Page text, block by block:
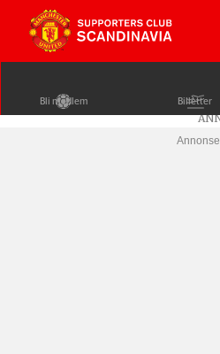
Bli medlem Billetter
Annonse